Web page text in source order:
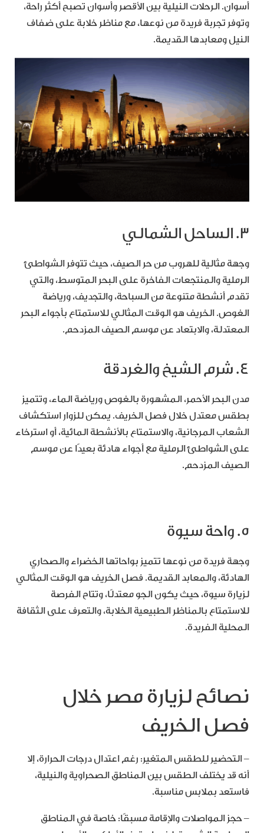
أسوان. الرحلات النيلية بين الأقصر وأسوان تصبح أكثر راحة،
وتوفر تجربة فريدة من نوعها، مع مناظر خلابة على ضفاف
النيل ومعابدها القديمة.
3. الساحل الشمالي
وجهة مثالية للهروب من حر الصيف، حيث تتوفر الشواطئ
الرملية والمنتجعات الفاخرة على البحر المتوسط، والتي
تقدم أنشطة متنوعة من السباحة، والتجديف، ورياضة
الغوص. الخريف هو الوقت المثالي للاستمتاع بأجواء البحر
المعتدلة، والابتعاد عن موسم الصيف المزدحم.
4. شرم الشيخ والغردقة
مدن البحر الأحمر، المشهورة بالغوص ورياضة الماء، وتتميز
بطقس معتدل خلال فصل الخريف. يمكن للزوار استكشاف
الشعاب المرجانية، والاستمتاع بالأنشطة المائية، أو استرخاء
على الشواطئ الرملية مع أجواء هادئة بعيدًا عن موسم
الصيف المزدحم.
5. واحة سيوة
وجهة فريدة من نوعها تتميز بواحاتها الخضراء والصحاري
الهادئة، والمعابد القديمة. فصل الخريف هو الوقت المثالي
لزيارة سيوة، حيث يكون الجو معتدلًا، وتتاح الفرصة
للاستمتاع بالمناظر الطبيعية الخلابة، والتعرف على الثقافة
المحلية الفريدة.
نصائح لزيارة مصر خلال
فصل الخريف
– التحضير للطقس المتغير: رغم اعتدال درجات الحرارة، إلا
أنه قد يختلف الطقس بين المناطق الصحراوية والنيلية،
فاستعد بملابس مناسبة.
– حجز المواصلات والإقامة مسبقًا: خاصة في المناطق